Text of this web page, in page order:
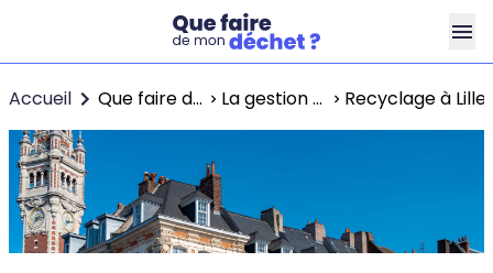
Accueil Que faire de mon déchet ? La gestion des déchets dans les grandes villes Recyclage à